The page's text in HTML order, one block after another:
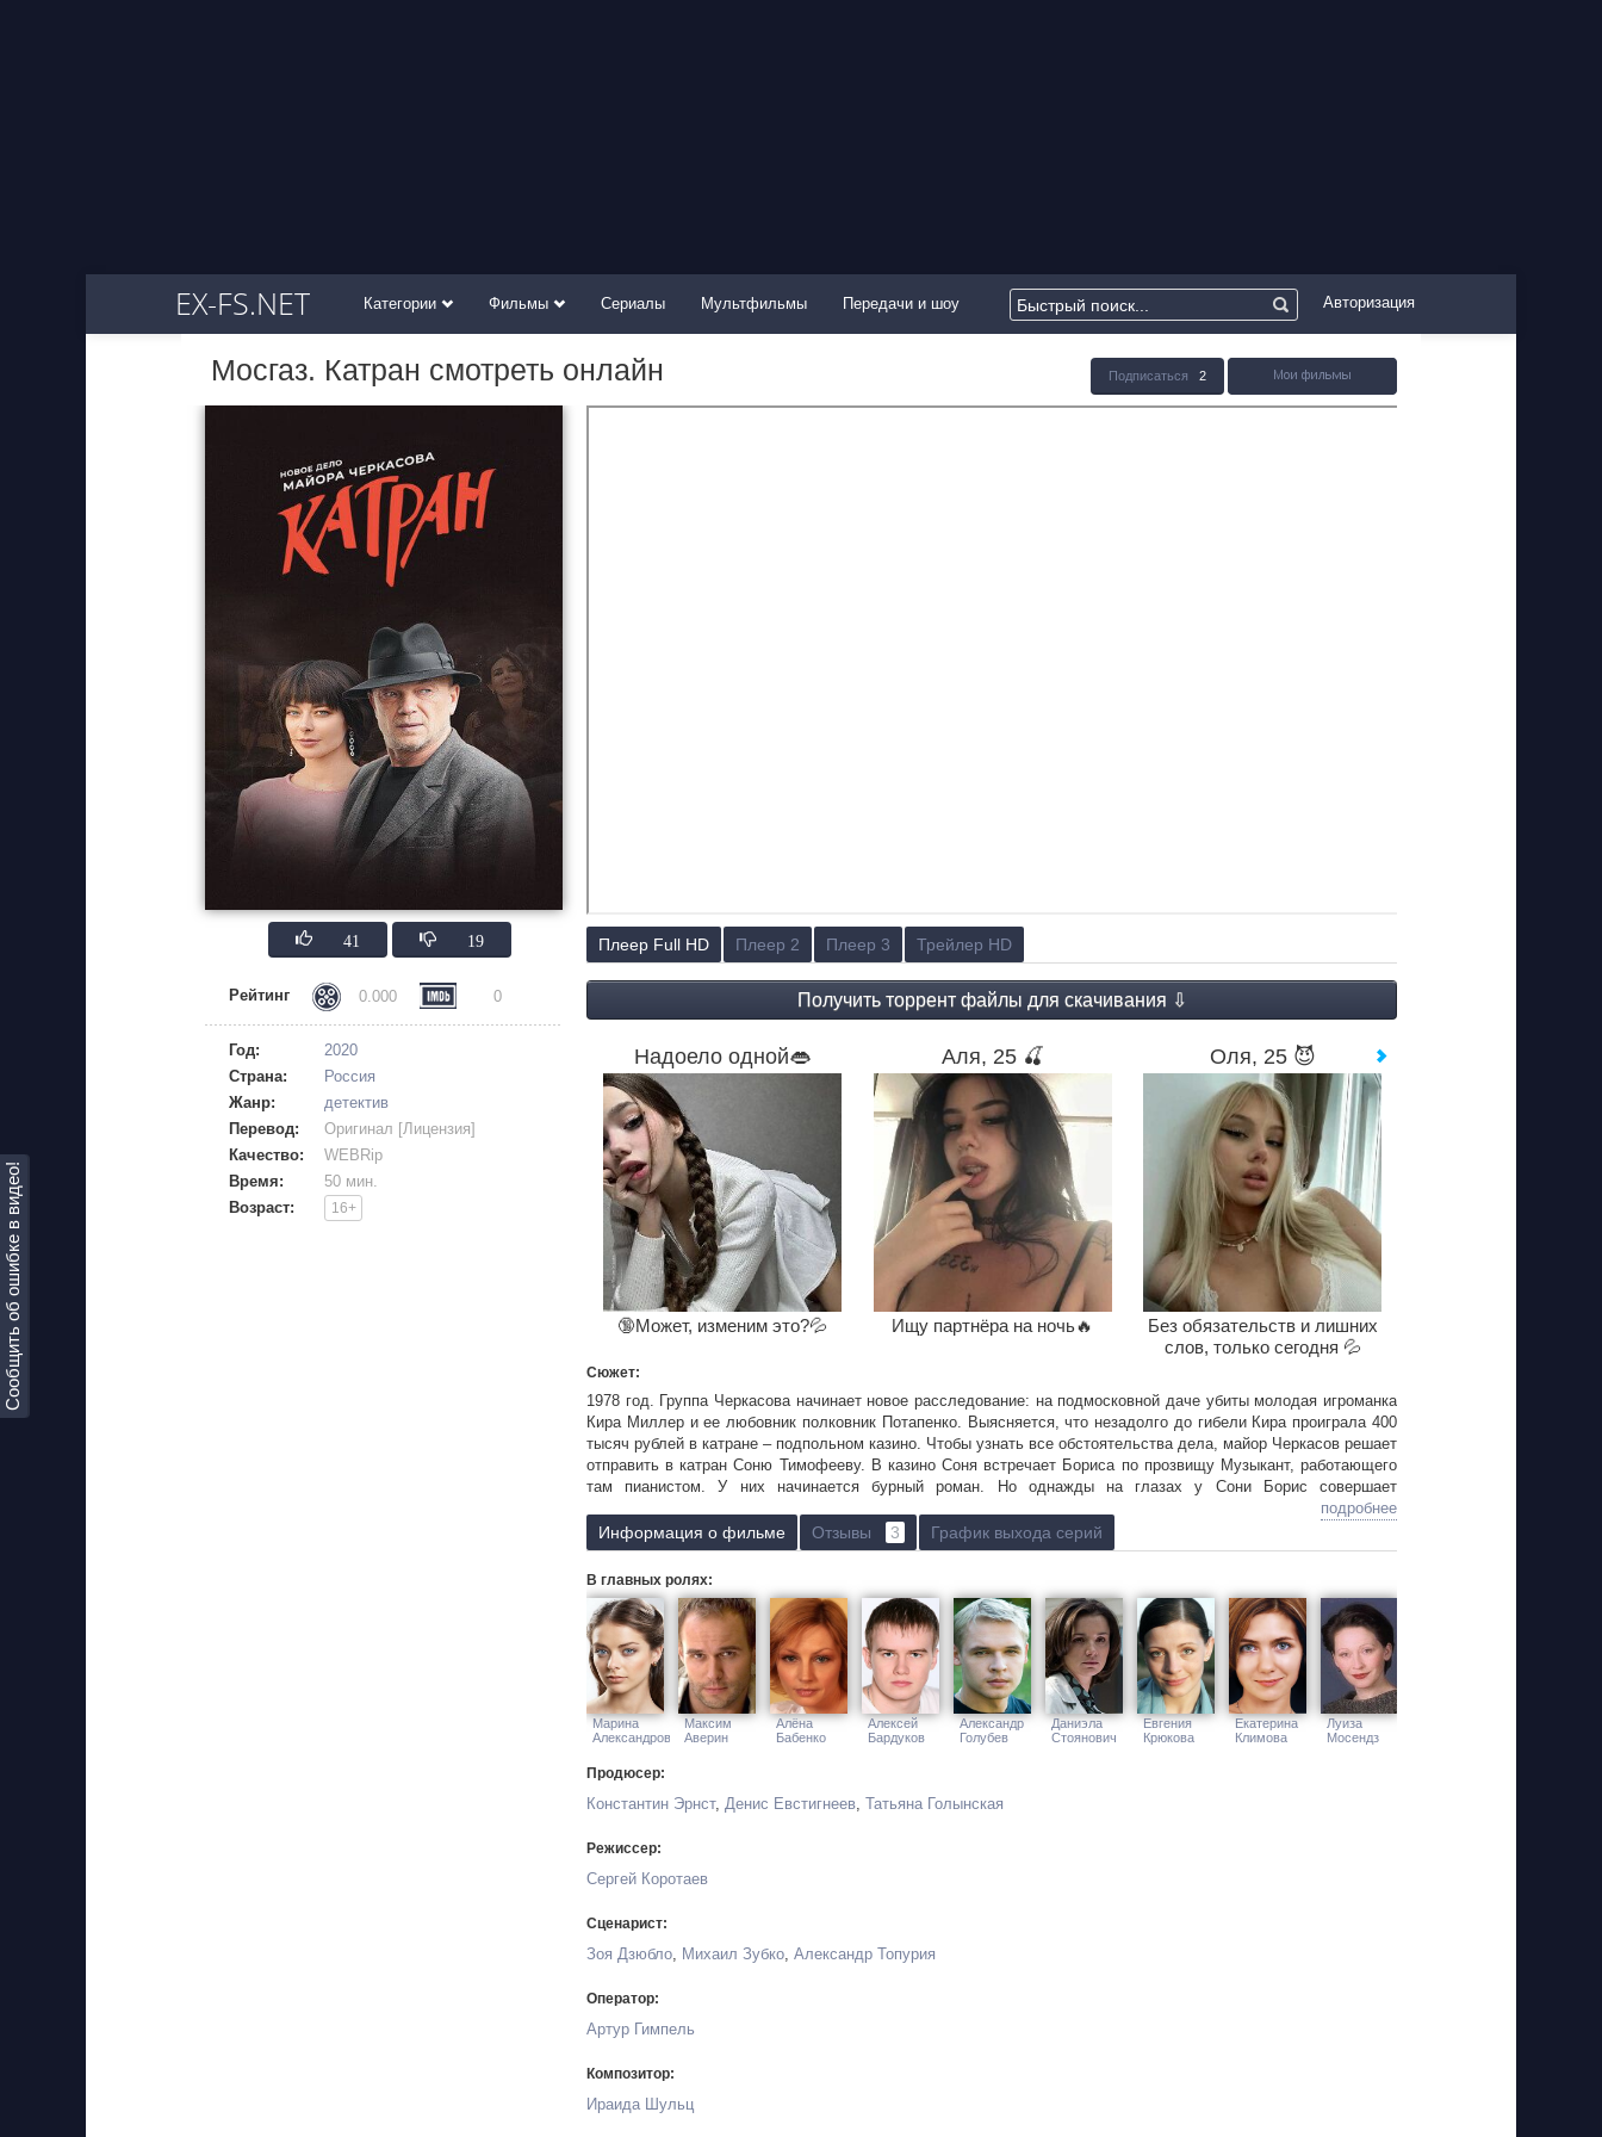
EX-FS.NET Категории Фильмы Сериалы Мультфильмы Передачи и шоу Авторизация
Сообщить об ошибке в видео!
Мосгаз. Катран смотреть онлайн Подписаться 2
41 19
Рейтинг 0.000 0
Год:
2020
Страна:
Россия
Жанр:
детектив
Перевод:
Оригинал [Лицензия]
Качество:
WEBRip
Время:
50 мин.
Возраст:
16+
Плеер Full HD Плеер 2 Плеер 3 Трейлер HD
Надоело одной👄
🔞Может, изменим это?💦
Аля, 25 🍒
Ищу партнёра на ночь🔥
Оля, 25 😈
Без обязательств и лишних
слов, только сегодня 💦
Сюжет:
1978 год. Группа Черкасова начинает новое расследование: на подмосковной даче убиты молодая игроманка
Кира Миллер и ее любовник полковник Потапенко. Выясняется, что незадолго до гибели Кира проиграла 400
тысяч рублей в катране – подпольном казино. Чтобы узнать все обстоятельства дела, майор Черкасов решает
отправить в катран Соню Тимофееву. В казино Соня встречает Бориса по прозвищу Музыкант, работающего
там пианистом. У них начинается бурный роман. Но однажды на глазах у Сони Борис совершает
подробнее
Информация о фильме Отзывы 3 График выхода серий
В главных ролях:
Марина
Александрова
Максим
Аверин
Алёна
Бабенко
Алексей
Бардуков
Александр
Голубев
Даниэла
Стоянович
Евгения
Крюкова
Екатерина
Климова
Луиза
Мосендз
Продюсер:
Константин Эрнст, Денис Евстигнеев, Татьяна Голынская
Режиссер:
Сергей Коротаев
Сценарист:
Зоя Дзюбло, Михаил Зубко, Александр Топурия
Оператор:
Артур Гимпель
Композитор:
Ираида Шульц